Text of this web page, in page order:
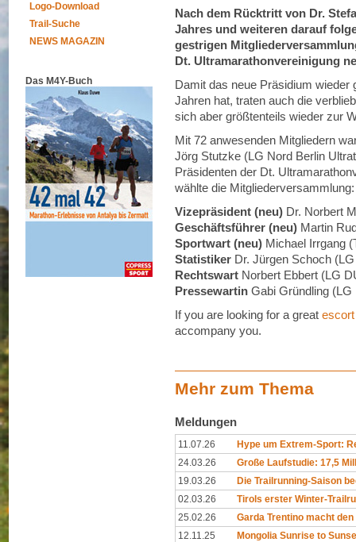
Logo-Download
Trail-Suche
NEWS MAGAZIN
Das M4Y-Buch
Nach dem Rücktritt von Dr.
Jahres und weiteren darauf
gestrigen
Dt. Ultramarathonvereinigung
Damit das neue Präsidium wieder
Jahren hat, traten auch die
sich aber größtenteils wieder zur
Mit 72 anwesenden Mitgliedern
Jörg Stutzke (LG Nord Berlin
Präsidenten der Dt.
wählte die Mitgliederversammlung:
Vizepräsident (neu) Dr. Norbert
Geschäftsführer (neu) Martin
Sportwart (neu) Michael Irrgang
Statistiker Dr. Jürgen Schoch
Rechtswart Norbert Ebbert (LG
Pressewartin Gabi Gründling
If you are looking for a great
accompany you.
Mehr zum Thema
Meldungen
11.07.26
Hype um Extrem-Sport:
24.03.26
Große Laufstudie: 17,5
19.03.26
Die Trailrunning-Saison
02.03.26
Tirols erster Winter-
25.02.26
Garda Trentino macht
12.11.25
Mongolia Sunrise to